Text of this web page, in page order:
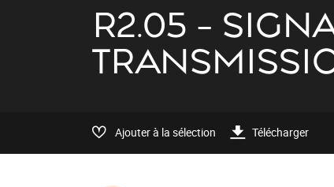
R2.05 -
Ajouter à la sélection Télécharger